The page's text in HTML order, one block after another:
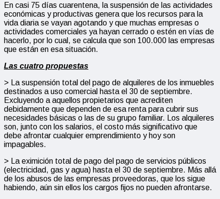
En casi 75 días cuarentena, la suspensión de las actividades
económicas y productivas genera que los recursos para la
vida diaria se vayan agotando y que muchas empresas o
actividades comerciales ya hayan cerrado o estén en vías de
hacerlo, por lo cual, se calcula que son 100.000 las empresas
que están en esa situación.
Las cuatro propuestas
> La suspensión total del pago de alquileres de los inmuebles
destinados a uso comercial hasta el 30 de septiembre.
Excluyendo a aquellos propietarios que acrediten
debidamente que dependen de esa renta para cubrir sus
necesidades básicas o las de su grupo familiar. Los alquileres
son, junto con los salarios, el costo más significativo que
debe afrontar cualquier emprendimiento y hoy son
impagables.
> La eximición total de pago del pago de servicios públicos
(electricidad, gas y agua) hasta el 30 de septiembre. Más allá
de los abusos de las empresas proveedoras, que los sigue
habiendo, aún sin ellos los cargos fijos no pueden afrontarse.